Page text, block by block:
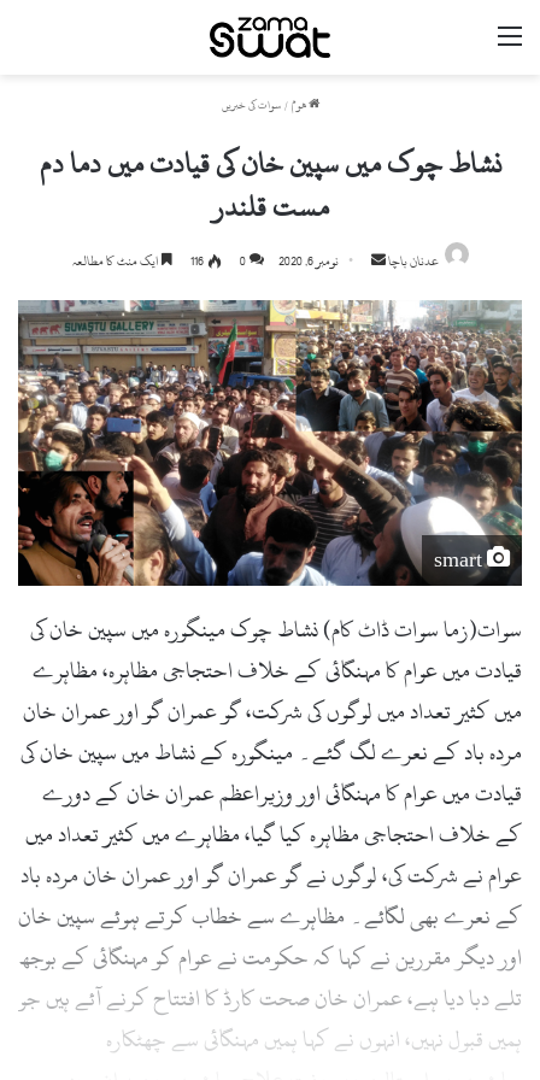
مینو
ھوم / سوات کی خبریں
نشاط چوک میں سپین خان کی قیادت میں دما دم
مست قلندر
عدنان باچا
Send
email
نومبر 6, 2020 0
116 ایک منٹ کا مطالعہ
smart
سوات(زما سوات ڈاٹ کام) نشاط چوک مینگورہ میں سپین خان کی
قیادت میں عوام کا مہنگائی کے خلاف احتجاجی مظاہرہ، مظاہرے
میں کثیر تعداد میں لوگوں کی شرکت، گو عمران گو اور عمران خان
مردہ باد کے نعرے لگ گئے۔ مینگورہ کے نشاط میں سپین خان کی
قیادت میں عوام کا مہنگائی اور وزیراعظم عمران خان کے دورے
کے خلاف احتجاجی مظاہرہ کیا گیا، مظاہرے میں کثیر تعداد میں
عوام نے شرکت کی، لوگوں نے گو عمران گو اور عمران خان مردہ باد
کے نعرے بھی لگائے۔ مظاہرے سے خطاب کرتے ہوئے سپین خان
اور دیگر مقررین نے کہا کہ حکومت نے عوام کو مہنگائی کے بوجھ
تلے دبا دیا ہے، عمران خان صحت کارڈ کا افتتاح کرنے آئے ہیں جو
ہمیں قبول نہیں، انہوں نے کہا ہمیں مہنگائی سے چھٹکارہ